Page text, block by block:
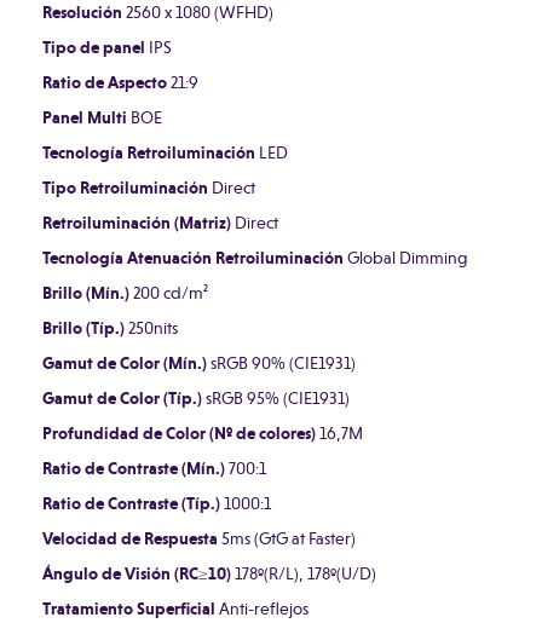
Resolución 2560 x 1080 (WFHD)
Tipo de panel IPS
Ratio de Aspecto21:9
Panel Multi BOE
Tecnología Retroiluminación LED
Tipo Retroiluminación Direct
Retroiluminación (Matriz) Direct
Tecnología Atenuación Retroiluminación Global Dimming
Brillo (Mín.)200 cd/m²
Brillo (Típ.)250nits
Gamut de Color (Mín.)sRGB 90% (CIE1931)
Gamut de Color (Típ.)sRGB 95% (CIE1931)
Profundidad de Color (Nº de colores)16,7M
Ratio de Contraste (Mín.)700:1
Ratio de Contraste (Típ.)1000:1
Velocidad de Respuesta 5ms (GtG at Faster)
Ángulo de Visión (RC≥10)178º(R/L), 178º(U/D)
Tratamiento Superficial Anti-reflejos